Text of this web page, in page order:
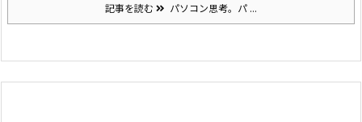
記事を読む パソコン思考。パ ...